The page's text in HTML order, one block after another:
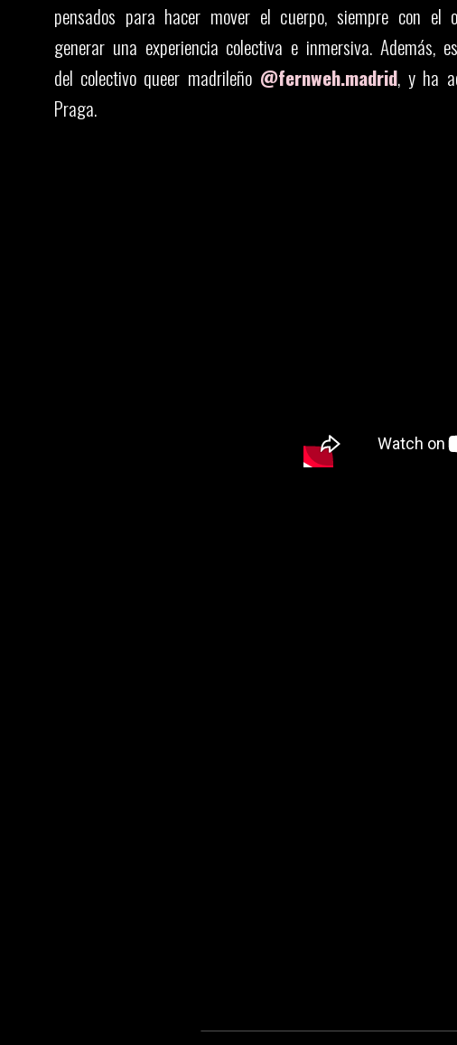
pensados para hacer mover el cuerpo, siempre con el
generar una experiencia colectiva e inmersiva. Además,
del colectivo queer madrileño @fernweh.madrid, y ha
Praga.